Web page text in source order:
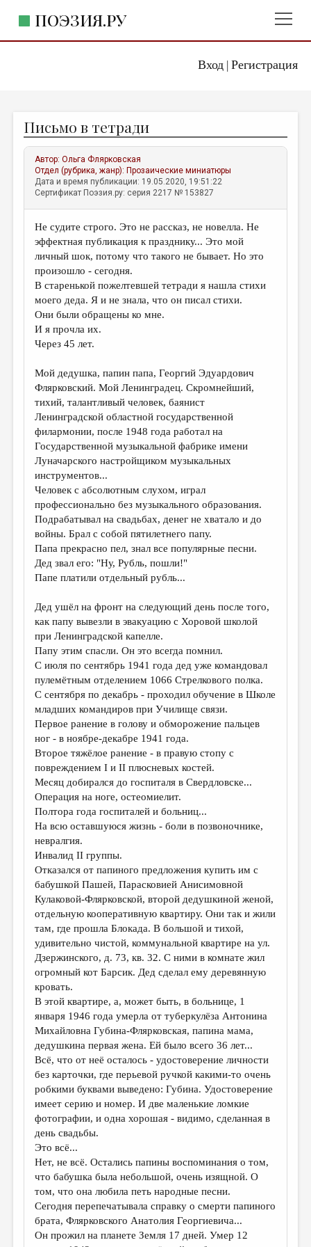
Вход| Регистрация
ПОЭЗИЯ.РУ
ЖАНРЫ
АВТОРЫ
КОММЕНТАРИИ
ЛИТСАЛОН
НОВОСТИ
ПРАВИЛА САЙТА
ОТДЕЛЫ И РУБРИКИ
ИЗБРАННОЕ
ДАЙДЖЕСТ
ПЕРЕВОДЫ
КОНКУРСЫ
ДЕТСКАЯ КОМНАТА
КНИЖНАЯ ПОЛКА
ОБЗОР ЛИТЕРАТУРЫ
СТРАНИЦЫ ПАМЯТИ
ОБЪЯВЛЕНИЯ
КОЛОНКА РЕДАКТОРА
РЕДКОЛЛЕГИЯ
ОТ РЕДАКЦИИ
МАЛАЯ ПРОЗА
ЭССЕИСТИКА
ЛИТЕРАТУРОВЕДЕНИЕ
КУЛЬТУРОВЕДЕНИЕ
ПУБЛИЦИСТИКА
РЕЦЕНЗИРОВАНИЕ
ЦИКЛЫ ПУБЛИКАЦИЙ
ТРЕДИАКОВСКИЙ
МЕДИА
ВКОНТАКТЕ
Письмо в тетради
Автор:Ольга Флярковская
Отдел (рубрика, жанр): Прозаические миниатюры
Дата и время публикации: 19.05.2020, 19:51:22
Сертификат Поэзия.ру: серия 2217 № 153827
Не судите строго. Это не рассказ, не новелла. Не
эффектная публикация к празднику... Это мой
личный шок, потому что такого не бывает. Но это
произошло - сегодня.
В старенькой пожелтевшей тетради я нашла стихи
моего деда. Я и не знала, что он писал стихи.
Они были обращены ко мне.
И я прочла их.
Через 45 лет.
Мой дедушка, папин папа, Георгий Эдуардович
Флярковский. Мой Ленинградец. Скромнейший,
тихий, талантливый человек, баянист
Ленинградской областной государственной
филармонии, после 1948 года работал на
Государственной музыкальной фабрике имени
Луначарского настройщиком музыкальных
инструментов...
Человек с абсолютным слухом, играл
профессионально без музыкального образования.
Подрабатывал на свадьбах, денег не хватало и до
войны. Брал с собой пятилетнего папу.
Папа прекрасно пел, знал все популярные песни.
Дед звал его: "Ну, Рубль, пошли!"
Папе платили отдельный рубль...
Дед ушёл на фронт на следующий день после того,
как папу вывезли в эвакуацию с Хоровой школой
при Ленинградской капелле.
Папу этим спасли. Он это всегда помнил.
С июля по сентябрь 1941 года дед уже командовал
пулемётным отделением 1066 Стрелкового полка.
С сентября по декабрь - проходил обучение в Школе
младших командиров при Училище связи.
Первое ранение в голову и обморожение пальцев
ног - в ноябре-декабре 1941 года.
Второе тяжёлое ранение - в правую стопу с
повреждением I и II плюсневых костей.
Месяц добирался до госпиталя в Свердловске...
Операция на ноге, остеомиелит.
Полтора года госпиталей и больниц...
На всю оставшуюся жизнь - боли в позвоночнике,
невралгия.
Инвалид II группы.
Отказался от папиного предложения купить им с
бабушкой Пашей, Парасковией Анисимовной
Кулаковой-Флярковской, второй дедушкиной женой,
отдельную кооперативную квартиру. Они так и жили
там, где прошла Блокада. В большой и тихой,
удивительно чистой, коммунальной квартире на ул.
Дзержинского, д. 73, кв. 32. С ними в комнате жил
огромный кот Барсик. Дед сделал ему деревянную
кровать.
В этой квартире, а, может быть, в больнице, 1
января 1946 года умерла от туберкулёза Антонина
Михайловна Губина-Флярковская, папина мама,
дедушкина первая жена. Ей было всего 36 лет...
Всё, что от неё осталось - удостоверение личности
без карточки, где перьевой ручкой какими-то очень
робкими буквами выведено: Губина. Удостоверение
имеет серию и номер. И две маленькие ломкие
фотографии, и одна хорошая - видимо, сделанная в
день свадьбы.
Это всё...
Нет, не всё. Остались папины воспоминания о том,
что бабушка была небольшой, очень изящной. О
том, что она любила петь народные песни.
Сегодня перепечатывала справку о смерти папиного
брата, Флярковского Анатолия Георгиевича...
Он прожил на планете Земля 17 дней. Умер 12